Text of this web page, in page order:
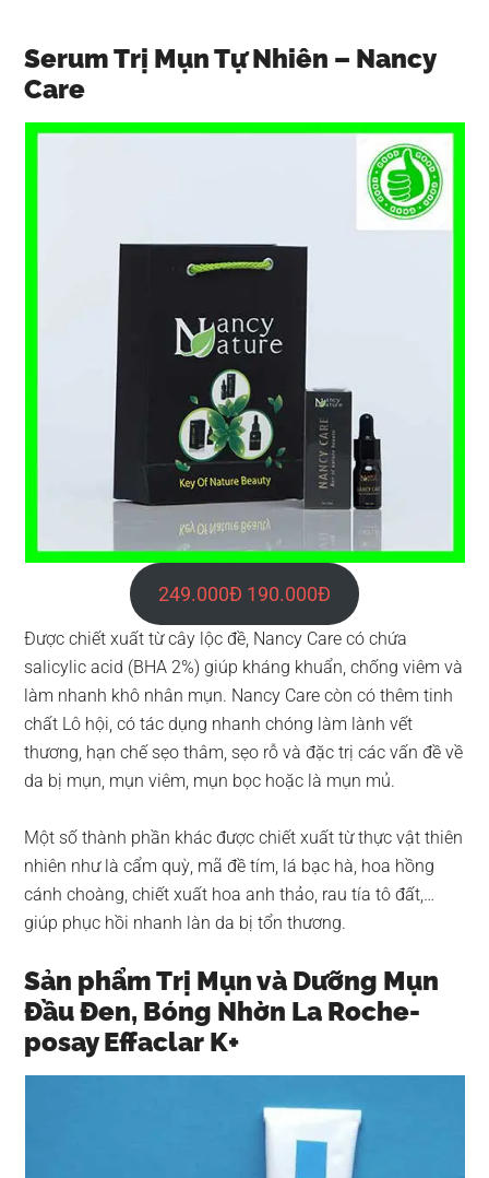
Serum Trị Mụn Tự Nhiên – Nancy
Care
249.000Đ 190.000Đ
Được chiết xuất từ cây lộc đề, Nancy Care có chứa
salicylic acid (BHA 2%) giúp kháng khuẩn, chống viêm và
làm nhanh khô nhân mụn. Nancy Care còn có thêm tinh
chất Lô hội, có tác dụng nhanh chóng làm lành vết
thương, hạn chế sẹo thâm, sẹo rỗ và đặc trị các vấn đề về
da bị mụn, mụn viêm, mụn bọc hoặc là mụn mủ.
Một số thành phần khác được chiết xuất từ thực vật thiên
nhiên như là cẩm quỳ, mã đề tím, lá bạc hà, hoa hồng
cánh choàng, chiết xuất hoa anh thảo, rau tía tô đất,…
giúp phục hồi nhanh làn da bị tổn thương.
Sản phẩm Trị Mụn và Dưỡng Mụn
Đầu Đen, Bóng Nhờn La Roche-
posay Effaclar K+